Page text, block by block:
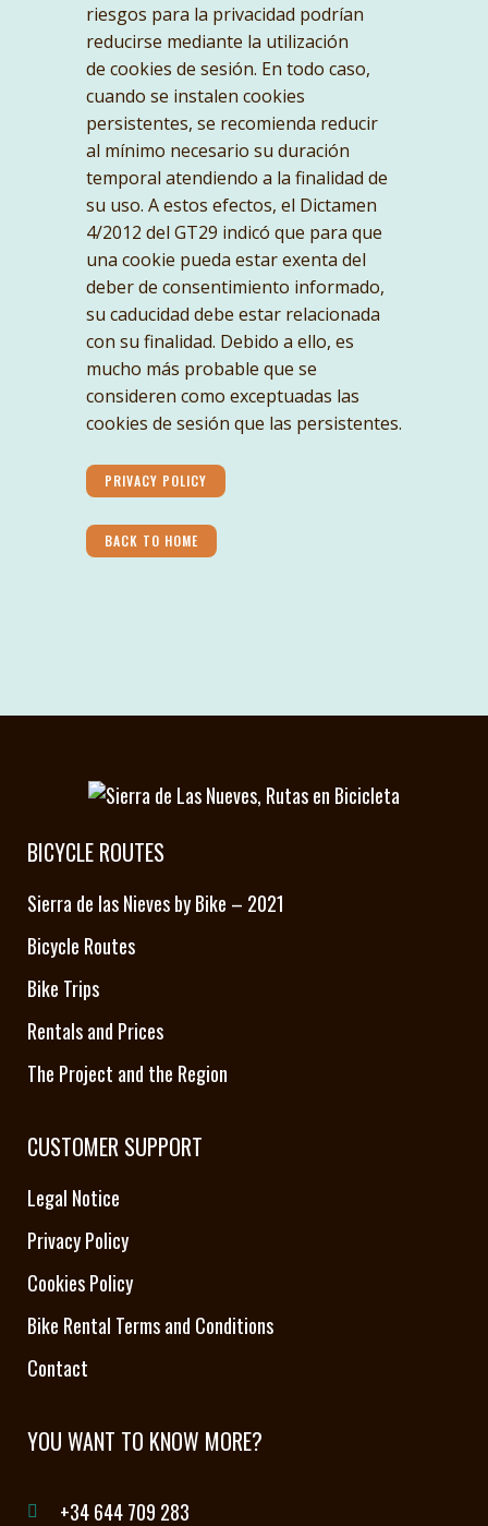
riesgos para la privacidad podrían
reducirse mediante la utilización
de cookies de sesión. En todo caso,
cuando se instalen cookies
persistentes, se recomienda reducir
al mínimo necesario su duración
temporal atendiendo a la finalidad de
su uso. A estos efectos, el Dictamen
4/2012 del GT29 indicó que para que
una cookie pueda estar exenta del
deber de consentimiento informado,
su caducidad debe estar relacionada
con su finalidad. Debido a ello, es
mucho más probable que se
consideren como exceptuadas las
cookies de sesión que las persistentes.
PRIVACY POLICY
BACK TO HOME
BICYCLE ROUTES
Sierra de las Nieves by Bike – 2021
Bicycle Routes
Bike Trips
Rentals and Prices
The Project and the Region
CUSTOMER SUPPORT
Legal Notice
Privacy Policy
Cookies Policy
Bike Rental Terms and Conditions
Contact
YOU WANT TO KNOW MORE?
+34 644 709 283